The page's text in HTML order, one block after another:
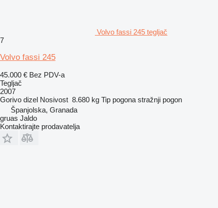
Volvo fassi 245 tegljač
7
Volvo fassi 245
45.000 € Bez PDV-a
Tegljač
2007
Gorivo dizel Nosivost 8.680 kg Tip pogona stražnji pogon
Španjolska, Granada
gruas Jaldo
Kontaktirajte prodavatelja